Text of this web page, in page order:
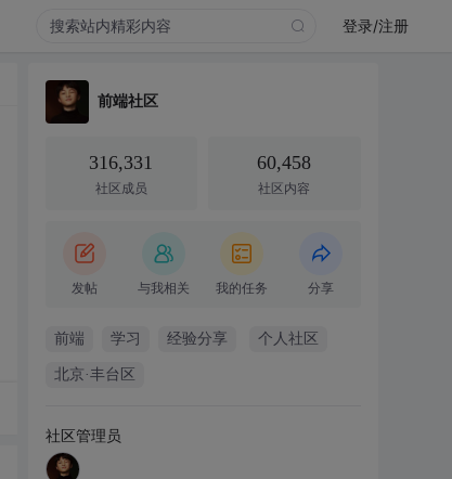
登录/注册
前端社区
316,331
社区成员
60,458
社区内容
发帖 与我相关 我的任务 分享
前端 学习 经验分享 个人社区
北京·丰台区
社区管理员